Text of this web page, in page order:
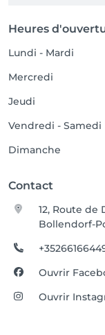
Heures
Lundi - Mardi
Mercredi
Jeudi
Vendredi - Samedi
Dimanche
Contact
12, Route de
Bollendorf-
Ouvrir
Ouvrir